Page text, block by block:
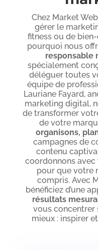
Chez Market
gérer le
fitness ou de
pourquoi nous
responsable
spécialement
déléguer toutes
équipe de
Lauriane Fayard,
marketing digital,
de transformer
de votre
organisons,
campagnes de
contenu
coordonnons
pour que votre
compris. Avec
bénéficiez d’une
résultats
vous concentrer
mieux : inspirer